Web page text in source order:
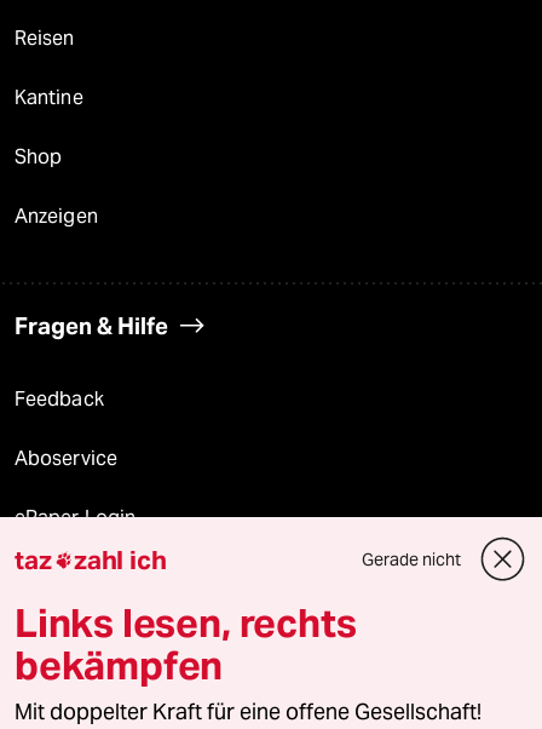
Reisen
Kantine
Shop
Anzeigen
Fragen & Hilfe
Feedback
Aboservice
ePaper Login
Downloads für Abonnierende
© 2026 taz Verlags und Vertriebs GmbH
Alle Rechte vorbehalten. Bei rechtlichen Fragen oder für Genehmigungen
taz zahl ich Gerade nicht
Links lesen, rechts
bekämpfen
Mit doppelter Kraft für eine offene Gesellschaft!